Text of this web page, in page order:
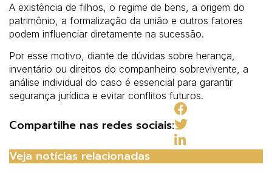
A existência de filhos, o regime de bens, a origem do
patrimônio, a formalização da união e outros fatores
podem influenciar diretamente na sucessão.
Por esse motivo, diante de dúvidas sobre herança,
inventário ou direitos do companheiro sobrevivente, a
análise individual do caso é essencial para garantir
segurança jurídica e evitar conflitos futuros.
Compartilhe nas redes sociais:
Veja notícias relacionadas